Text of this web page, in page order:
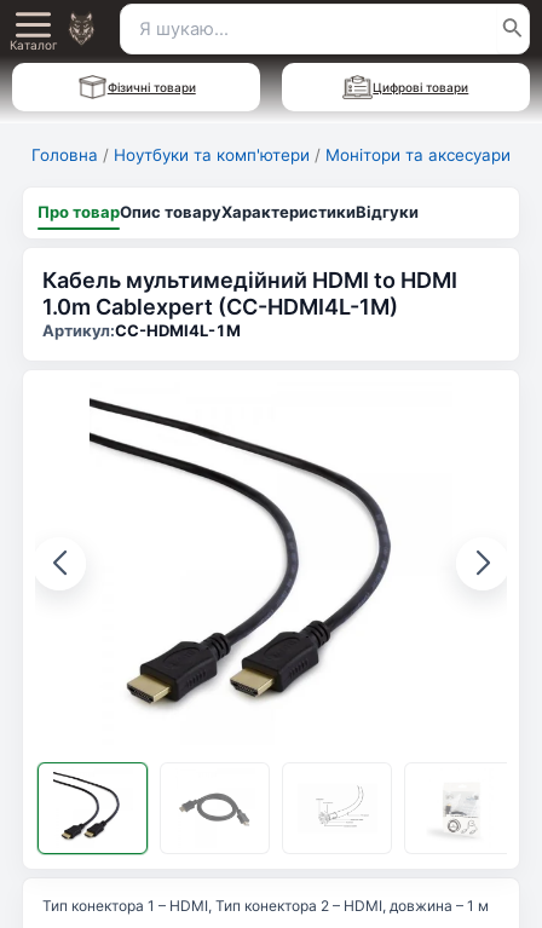
Перейти
до
вмісту
Main
Menu
Каталог
Пошук
для:
Фізичні товари Цифрові товари
Головна / Ноутбуки та комп'ютери / Монітори та аксесуари
Про товарОпис товаруХарактеристикиВідгуки
Кабель мультимедійний HDMI to HDMI
1.0m Cablexpert (CC-HDMI4L-1M)
Артикул:CC-HDMI4L-1M
Тип конектора 1 – HDMI, Тип конектора 2 – HDMI, довжина – 1 м